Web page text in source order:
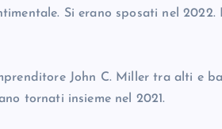
Si erano sposati nel
John C. Miller tra alti e
tornati insieme nel 2021.